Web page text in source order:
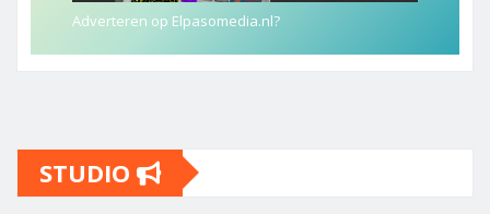
Adverteren op Elpasomedia.nl?
STUDIO